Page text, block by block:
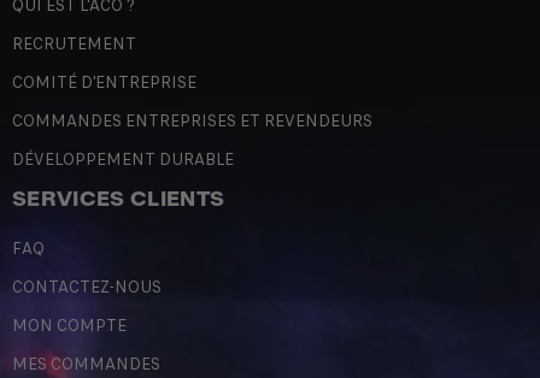
QUI EST L'ACO ?
RECRUTEMENT
COMITÉ D'ENTREPRISE
COMMANDES ENTREPRISES ET REVENDEURS
DÉVELOPPEMENT DURABLE
SERVICES CLIENTS
FAQ
CONTACTEZ-NOUS
MON COMPTE
MES COMMANDES